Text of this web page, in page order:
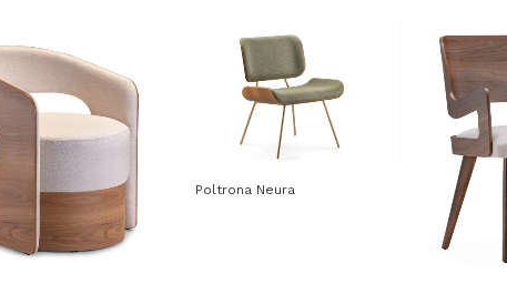
Poltrona Neura